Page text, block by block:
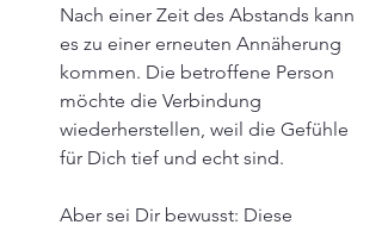
Nach einer Zeit des Abstands kann
es zu einer erneuten Annäherung
kommen. Die betroffene Person
möchte die Verbindung
wiederherstellen, weil die Gefühle
für Dich tief und echt sind.
Aber sei Dir bewusst: Diese